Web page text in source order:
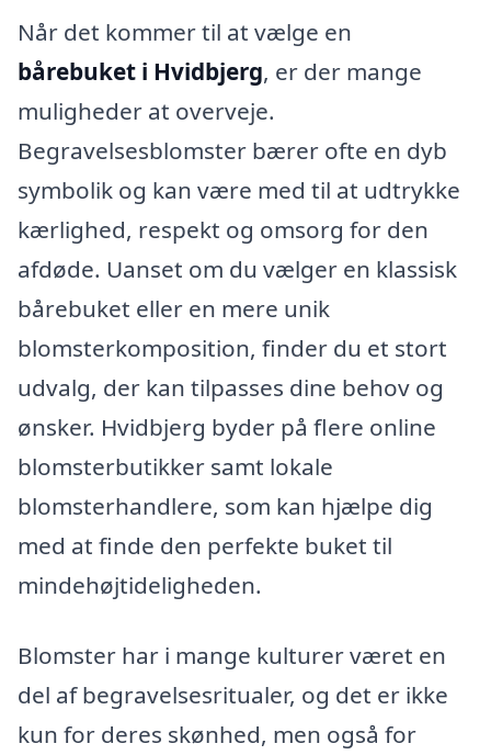
Når det kommer til at vælge en
bårebuket i Hvidbjerg, er der mange
muligheder at overveje.
Begravelsesblomster bærer ofte en dyb
symbolik og kan være med til at udtrykke
kærlighed, respekt og omsorg for den
afdøde. Uanset om du vælger en klassisk
bårebuket eller en mere unik
blomsterkomposition, finder du et stort
udvalg, der kan tilpasses dine behov og
ønsker. Hvidbjerg byder på flere online
blomsterbutikker samt lokale
blomsterhandlere, som kan hjælpe dig
med at finde den perfekte buket til
mindehøjtideligheden.
Blomster har i mange kulturer været en
del af begravelsesritualer, og det er ikke
kun for deres skønhed, men også for